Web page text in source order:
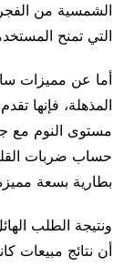
الشمسية من الفجر
التي تمنح
المذهلة، فإنها
مستوى النوم مع
حساب ضربات
بطارية بسعة
ونتيجة الطلب
أن نتائج مبيعات